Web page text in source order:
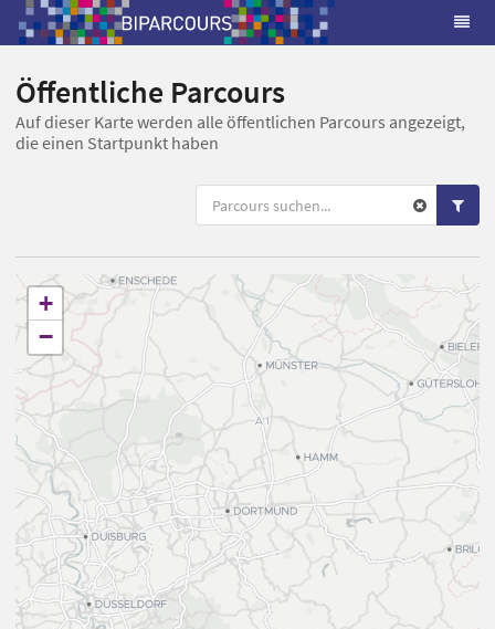
Öffentliche Parcours
Auf dieser Karte werden alle öffentlichen Parcours angezeigt,
die einen Startpunkt haben
+
−